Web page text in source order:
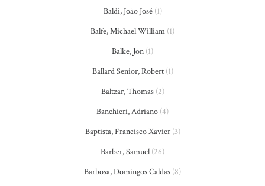
Baldi, João José(1)
Balfe, Michael William (1)
Balke, Jon (1)
Ballard Senior, Robert(1)
Baltzar, Thomas(2)
Banchieri, Adriano (4)
Baptista, Francisco Xavier(3)
Barber, Samuel (26)
Barbosa, Domingos Caldas (8)